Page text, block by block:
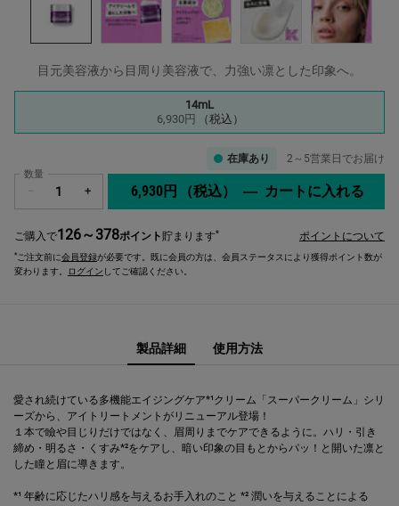
目元美容液から目周り美容液で、力強い凛とした印象へ。
14mL
6,930円
（税込）
在庫あり 2～5営業日でお届け
数量
+ 6,930円 （税込） ― カートに入れる
ご購入で126～378ポイント貯まります* ポイントについて
*ご注文前に会員登録が必要です。既に会員の方は、会員ステータスにより獲得ポイント数が
変わります。
ログイン してご確認ください。
製品詳細 使用方法
愛され続けている多機能エイジングケア*¹クリーム「スーパークリーム」シリ
ーズから、アイトリートメントがリニューアル登場！
１本で瞼や目じりだけではなく、眉周りまでケアできるように。ハリ・引き
締め・明るさ・くすみ*²をケアし、暗い印象の目もとからパッ！と開いた凛と
した瞳と眉に導きます。
*¹ 年齢に応じたハリ感を与えるお手入れのこと *² 潤いを与えることによる